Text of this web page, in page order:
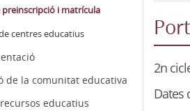
preinscripció i matrícula
centres educatius
de la comunitat educativa
educatius
2n
Dates